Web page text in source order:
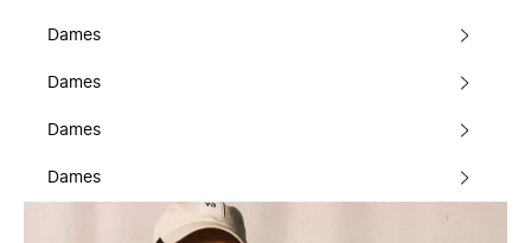
Dames
Dames
Dames
Dames